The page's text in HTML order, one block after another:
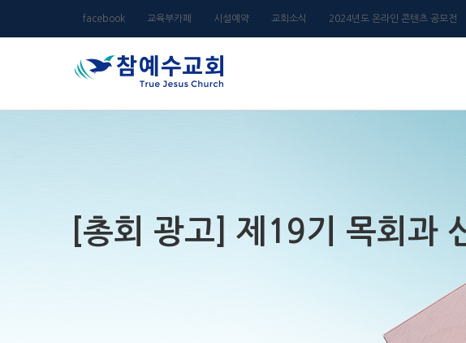
to
facebook 교육부카페 시설예약 교회소식 2024년도 온라인 콘텐츠 공모전
[총회 광고] 제19기 목회과